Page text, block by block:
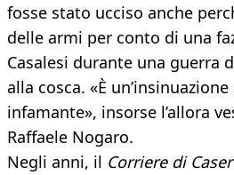
fosse stato ucciso anche
delle armi per conto di una
Casalesi durante una guerra
alla cosca. «È
infamante», insorse l’allora
Raffaele Nogaro.
Negli anni, il Corriere di